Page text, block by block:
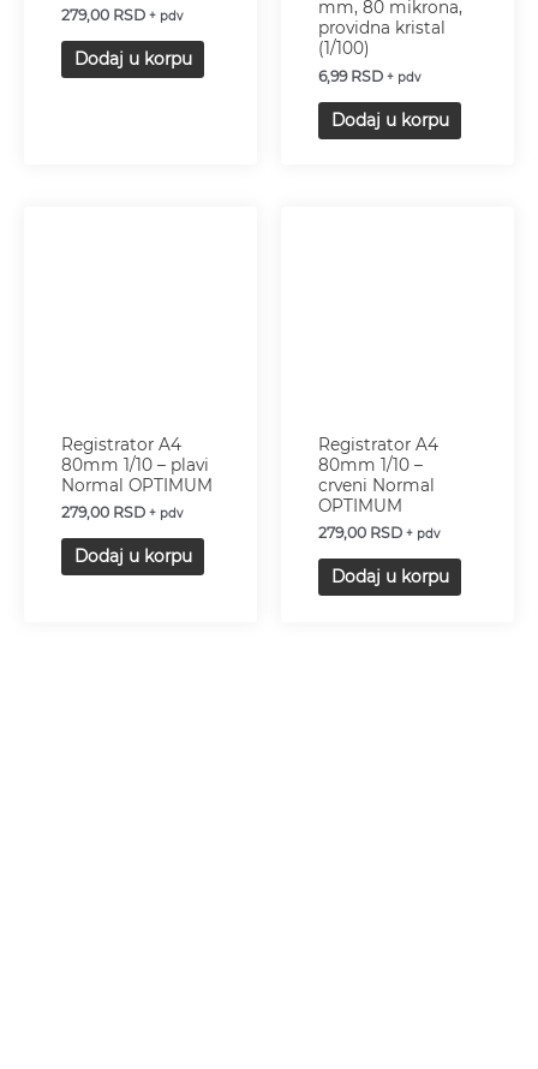
279,00 RSD + pdv
Dodaj u korpu
mm, 80 mikrona,
providna kristal
(1/100)
6,99 RSD + pdv
Dodaj u korpu
Registrator A4
80mm 1/10 – plavi
Normal OPTIMUM
279,00 RSD + pdv
Dodaj u korpu
Registrator A4
80mm 1/10 –
crveni Normal
OPTIMUM
279,00 RSD + pdv
Dodaj u korpu